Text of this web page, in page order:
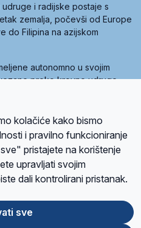
i radijske postaje s
zemalja, počevši od Europe
do Filipina na azijskom
autonomno u svojim
preko krovne udruge
je sedam članica, među
Marija.
PrijateljiKontaktPravila privatnosti
reCAPTCHA sustavom
kolačiće kako bismo
i pravilno funkcioniranje
pristajete na korištenje
upravljati svojim
dali kontrolirani pristanak.
sve